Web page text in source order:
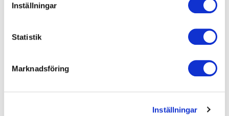
Inställningar
Statistik
Marknadsföring
Inställningar